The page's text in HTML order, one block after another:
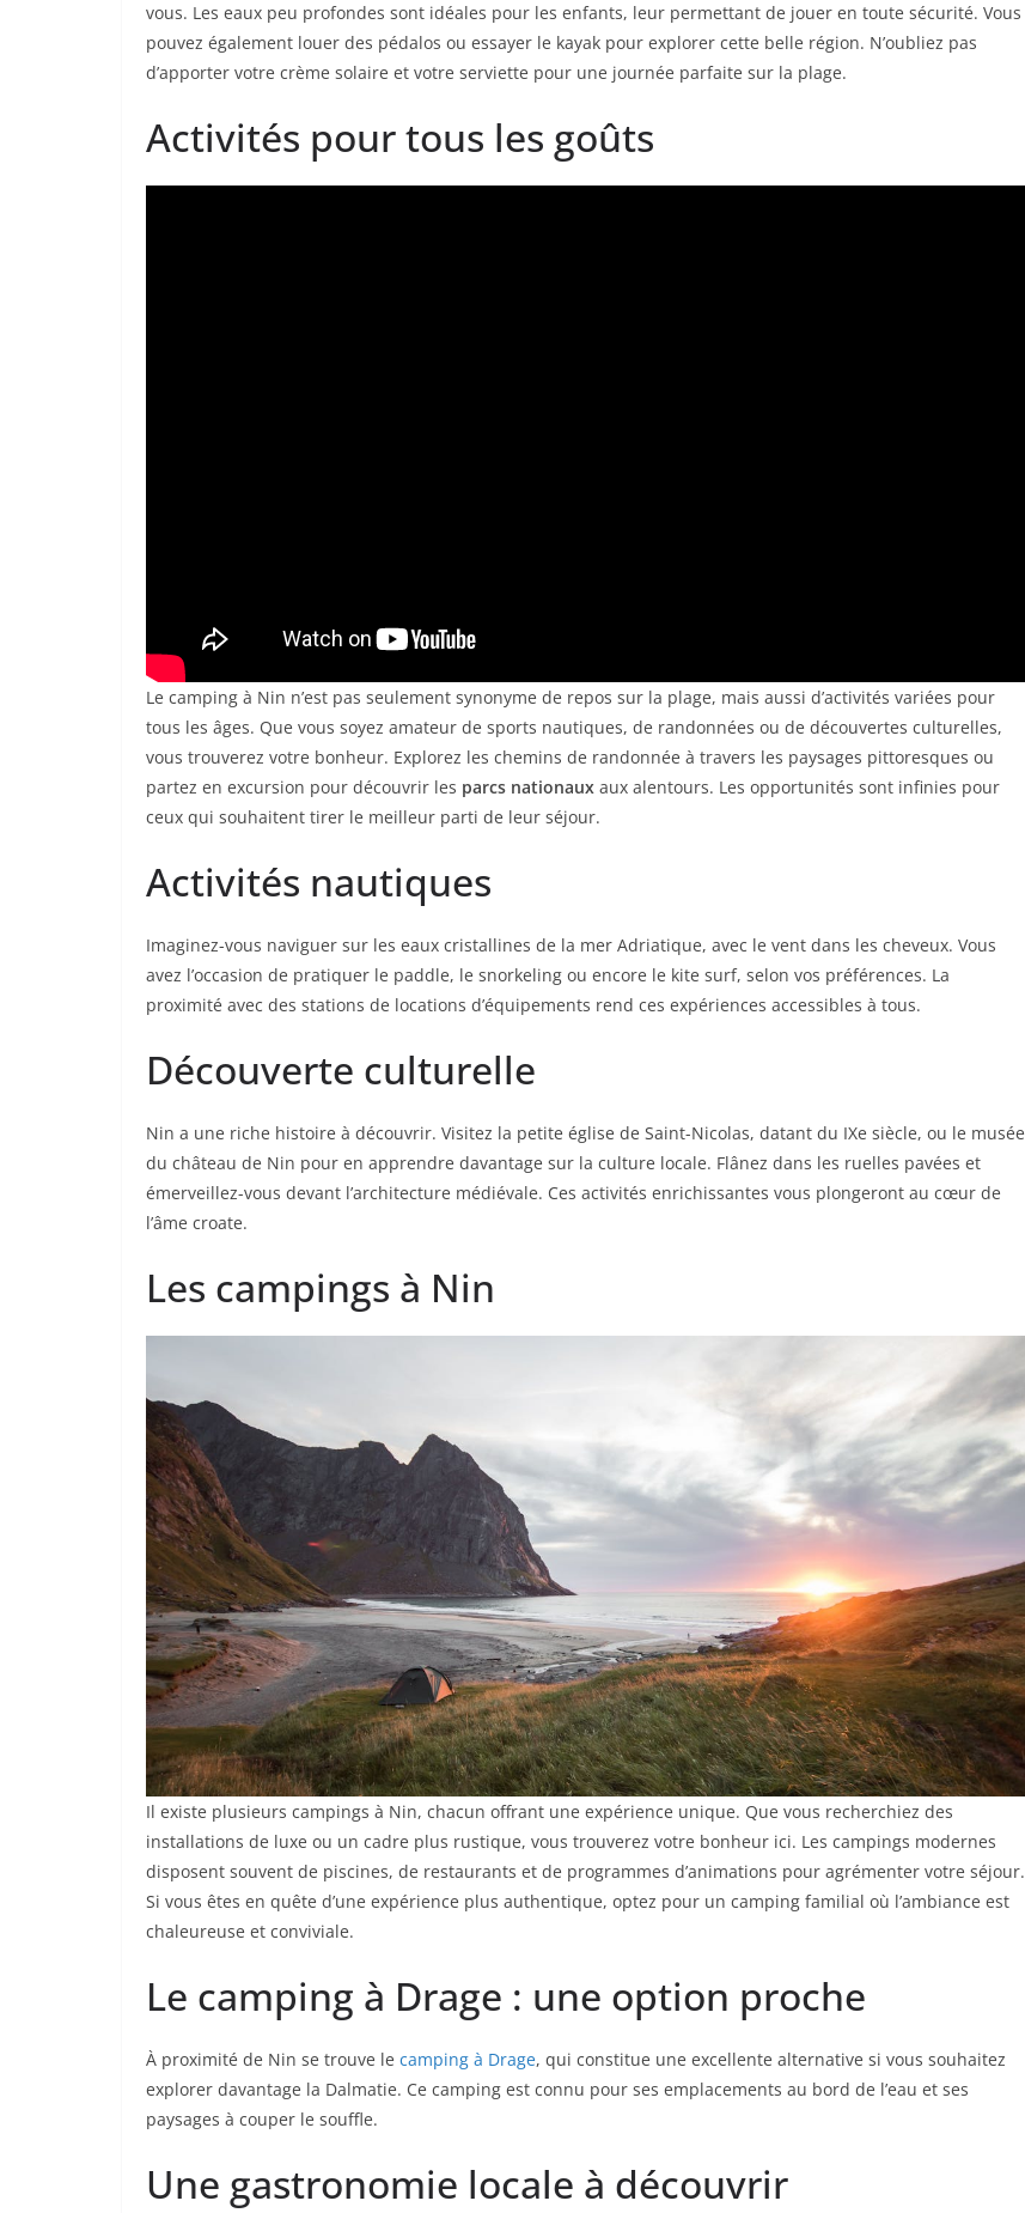
vous. Les eaux peu profondes sont idéales pour les enfants, leur permettant de jouer en toute sécurité. Vous
pouvez également louer des pédalos ou essayer le kayak pour explorer cette belle région. N’oubliez pas
d’apporter votre crème solaire et votre serviette pour une journée parfaite sur la plage.
Activités pour tous les goûts
Le camping à Nin n’est pas seulement synonyme de repos sur la plage, mais aussi d’activités variées pour
tous les âges. Que vous soyez amateur de sports nautiques, de randonnées ou de découvertes culturelles,
vous trouverez votre bonheur. Explorez les chemins de randonnée à travers les paysages pittoresques ou
partez en excursion pour découvrir les parcs nationaux aux alentours. Les opportunités sont infinies pour
ceux qui souhaitent tirer le meilleur parti de leur séjour.
Activités nautiques
Imaginez-vous naviguer sur les eaux cristallines de la mer Adriatique, avec le vent dans les cheveux. Vous
avez l’occasion de pratiquer le paddle, le snorkeling ou encore le kite surf, selon vos préférences. La
proximité avec des stations de locations d’équipements rend ces expériences accessibles à tous.
Découverte culturelle
Nin a une riche histoire à découvrir. Visitez la petite église de Saint-Nicolas, datant du IXe siècle, ou le musée
du château de Nin pour en apprendre davantage sur la culture locale. Flânez dans les ruelles pavées et
émerveillez-vous devant l’architecture médiévale. Ces activités enrichissantes vous plongeront au cœur de
l’âme croate.
Les campings à Nin
Il existe plusieurs campings à Nin, chacun offrant une expérience unique. Que vous recherchiez des
installations de luxe ou un cadre plus rustique, vous trouverez votre bonheur ici. Les campings modernes
disposent souvent de piscines, de restaurants et de programmes d’animations pour agrémenter votre séjour.
Si vous êtes en quête d’une expérience plus authentique, optez pour un camping familial où l’ambiance est
chaleureuse et conviviale.
Le camping à Drage : une option proche
À proximité de Nin se trouve le camping à Drage, qui constitue une excellente alternative si vous souhaitez
explorer davantage la Dalmatie. Ce camping est connu pour ses emplacements au bord de l’eau et ses
paysages à couper le souffle.
Une gastronomie locale à découvrir